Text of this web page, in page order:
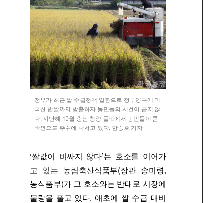
정부가 최근 쌀 수급정책 일환으로 정부양곡에 미
국산 밥쌀까지 방출하자 농민들의 시선이 곱지 않
다. 지난해 10월 충남 청양 들녘에서 농민들이 콤
바인으로 추수에 나서고 있다. 한승호 기자
‘쌀값이 비싸지 않다’는 호소를 이어가
고 있는 농림축산식품부(장관 송미령,
농식품부)가 그 호소와는 반대로 시장에
물량을 풀고 있다. 애초에 쌀 수급 대비